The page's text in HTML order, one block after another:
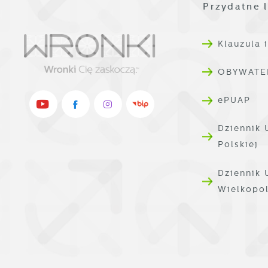
Przydatne
Klauzula
ePUAP
Dziennik
Polskiej
Dziennik